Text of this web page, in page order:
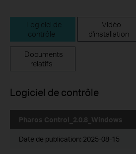
Logiciel de
contrôle
Vidéo
d'installation
Documents
relatifs
Logiciel de contrôle
Pharos Control_2.0.8_Windows
Date de publication: 2025-08-15